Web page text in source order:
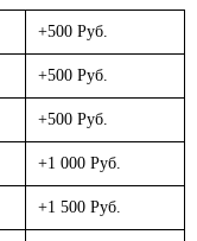
+500 Руб.
+500 Руб.
+500 Руб.
+1 000 Руб.
+1 500 Руб.